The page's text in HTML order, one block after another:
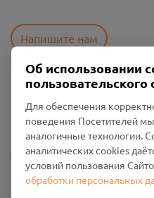
Напишите нам
Политика
Промо-материалы
Настройки cookies
Общество с ограниченной
Об использовании
Для обеспечения
поведения Посетителей
аналогичные технологии.
аналитических cookies
условий пользования
обработки персональных